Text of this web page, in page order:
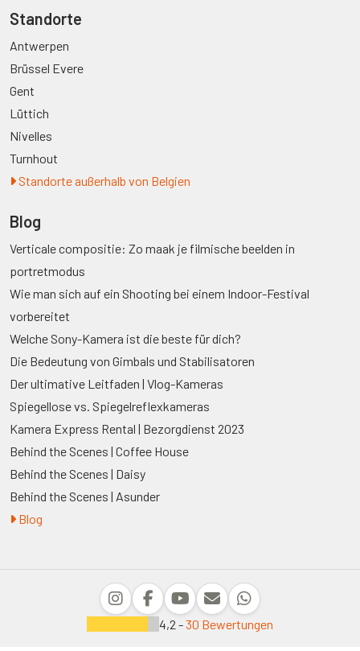
Standorte
Antwerpen
Brüssel Evere
Gent
Lüttich
Nivelles
Turnhout
Standorte außerhalb von Belgien
Blog
Verticale compositie: Zo maak je filmische beelden in
portretmodus
Wie man sich auf ein Shooting bei einem Indoor-Festival
vorbereitet
Welche Sony-Kamera ist die beste für dich?
Die Bedeutung von Gimbals und Stabilisatoren
Der ultimative Leitfaden | Vlog-Kameras
Spiegellose vs. Spiegelreflexkameras
Kamera Express Rental | Bezorgdienst 2023
Behind the Scenes | Coffee House
Behind the Scenes | Daisy
Behind the Scenes | Asunder
Blog
4,2 -30 Bewertungen